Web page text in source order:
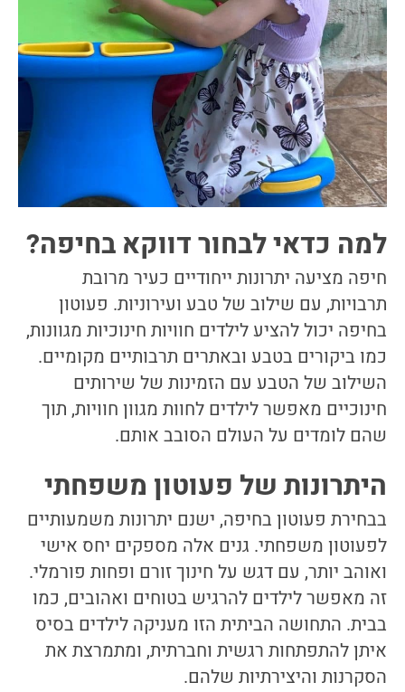
למה כדאי לבחור דווקא בחיפה?
חיפה מציעה יתרונות ייחודיים כעיר מרובת
תרבויות, עם שילוב של טבע ועירוניות. פעוטון
בחיפה יכול להציע לילדים חוויות חינוכיות מגוונות,
כמו ביקורים בטבע ובאתרים תרבותיים מקומיים.
השילוב של הטבע עם הזמינות של שירותים
חינוכיים מאפשר לילדים לחוות מגוון חוויות, תוך
שהם לומדים על העולם הסובב אותם.
היתרונות של פעוטון משפחתי
בבחירת פעוטון בחיפה, ישנם יתרונות משמעותיים
לפעוטון משפחתי. גנים אלה מספקים יחס אישי
ואוהב יותר, עם דגש על חינוך זורם ופחות פורמלי.
זה מאפשר לילדים להרגיש בטוחים ואהובים, כמו
בבית. התחושה הביתית הזו מעניקה לילדים בסיס
איתן להתפתחות רגשית וחברתית, ומתמרצת את
הסקרנות והיצירתיות שלהם.